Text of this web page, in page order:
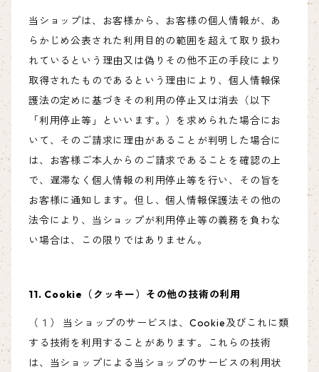
当ショップは、お客様から、お客様の個人情報が、あ
らかじめ公表された利用目的の範囲を超えて取り扱わ
れているという理由又は偽りその他不正の手段により
取得されたものであるという理由により、個人情報保
護法の定めに基づきその利用の停止又は消去（以下
「利用停止等」といいます。）を求められた場合にお
いて、そのご請求に理由があることが判明した場合に
は、お客様ご本人からのご請求であることを確認の上
で、遅滞なく個人情報の利用停止等を行い、その旨を
お客様に通知します。但し、個人情報保護法その他の
法令により、当ショップが利用停止等の義務を負わな
い場合は、この限りではありません。
11. Cookie（クッキー）その他の技術の利用
（１） 当ショップのサービスは、Cookie及びこれに類
する技術を利用することがあります。これらの技術
は、当ショップによる当ショップのサービスの利用状